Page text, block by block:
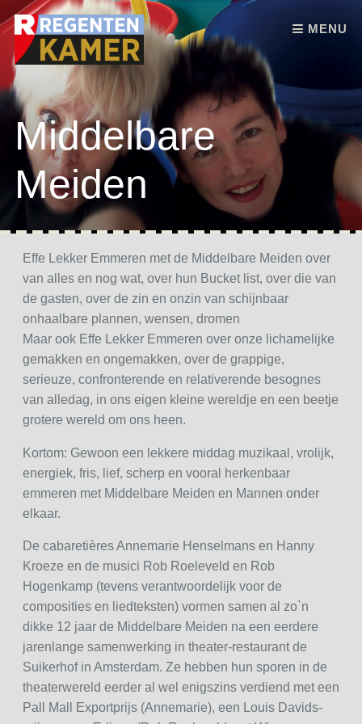
MENU
Skip to content
Middelbare
Meiden
Effe Lekker Emmeren met de Middelbare Meiden over
van alles en nog wat, over hun Bucket list, over die van
de gasten, over de zin en onzin van schijnbaar
onhaalbare plannen, wensen, dromen
Maar ook Effe Lekker Emmeren over onze lichamelijke
gemakken en ongemakken, over de grappige,
serieuze, confronterende en relativerende besognes
van alledag, in ons eigen kleine wereldje en een beetje
grotere wereld om ons heen.
Kortom: Gewoon een lekkere middag muzikaal, vrolijk,
energiek, fris, lief, scherp en vooral herkenbaar
emmeren met Middelbare Meiden en Mannen onder
elkaar.
De cabaretières Annemarie Henselmans en Hanny
Kroeze en de musici Rob Roeleveld en Rob
Hogenkamp (tevens verantwoordelijk voor de
composities en liedteksten) vormen samen al zo`n
dikke 12 jaar de Middelbare Meiden na een eerdere
jarenlange samenwerking in theater-restaurant de
Suikerhof in Amsterdam. Ze hebben hun sporen in de
theaterwereld eerder al wel enigszins verdiend met een
Pall Mall Exportprijs (Annemarie), een Louis Davids-